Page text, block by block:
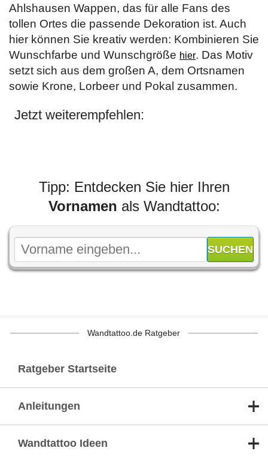
Ahlshausen Wappen, das für alle Fans des
tollen Ortes die passende Dekoration ist. Auch
hier können Sie kreativ werden: Kombinieren Sie
Wunschfarbe und Wunschgröße hier. Das Motiv
setzt sich aus dem großen A, dem Ortsnamen
sowie Krone, Lorbeer und Pokal zusammen.
Jetzt weiterempfehlen:
Tipp: Entdecken Sie hier Ihren
Vornamen als Wandtattoo:
Wandtattoo.de Ratgeber
Ratgeber Startseite
Anleitungen
Wandtattoo Ideen